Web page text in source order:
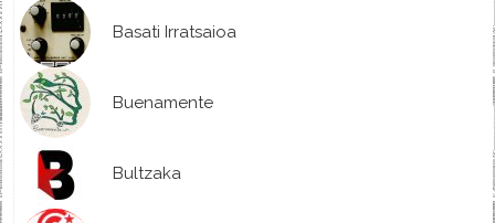
Basati Irratsaioa
Buenamente
Bultzaka